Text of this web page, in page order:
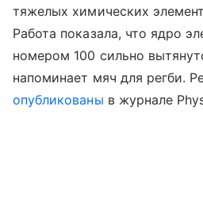
тяжелых химических
Работа показала, что ядро
номером 100 сильно
напоминает мяч для регби.
опубликованы в журнале